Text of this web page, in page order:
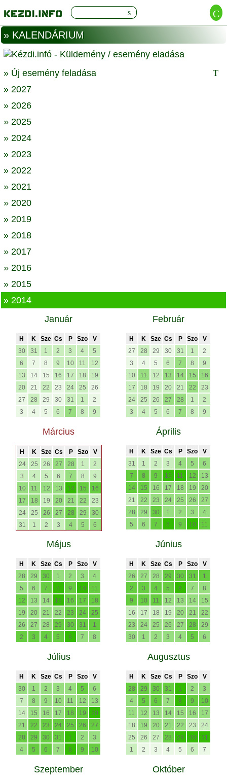
» KALENDÁRIUM
» Új esemény feladása
» 2027
» 2026
» 2025
» 2024
» 2023
» 2022
» 2021
» 2020
» 2019
» 2018
» 2017
» 2016
» 2015
» 2014
Január
H K Sze Cs P Szo
V
30
31 1 2 3 4
5
6
7 8 9 10 11
12
13
14 15 16 17 18
19
20
21 22 23 24 25
26
27
28 29 30 31 1
2
3
4 5 6 7 8 9
Február
H K Sze Cs P Szo
V
27
28 29 30 31 1
2
3
4 5 6 7 8
9
10
11 12 13 14 15
16
17
18 19 20 21 22
23
24
25 26 27 28 1
2
3
4 5 6 7 8 9
Március
H K Sze Cs P Szo
V
24
25 26 27 28 1
2
3
4 5 6 7 8
9
10
11 12 13 14 15
16
17
18 19 20 21 22
23
24
25 26 27 28 29
30
31
1 2 3 4 5 6
Április
H K Sze Cs P Szo
V
31
1 2 3 4 5
6
7
8 9 10 11 12
13
14
15 16 17 18 19
20
21
22 23 24 25 26
27
28
29 30 1 2 3
4
5
6 7 8 9 10 11
Május
H K Sze Cs P Szo
V
28
29 30 1 2 3
4
5
6 7 8 9 10
11
12
13 14 15 16 17
18
19
20 21 22 23 24
25
26
27 28 29 30 31
1
2
3 4 5 6 7 8
Június
H K Sze Cs P Szo
V
26
27 28 29 30 31
1
2
3 4 5 6 7
8
9
10 11 12 13 14
15
16
17 18 19 20 21
22
23
24 25 26 27 28
29
30
1 2 3 4 5 6
Július
H K Sze Cs P Szo
V
30
1 2 3 4 5
6
7
8 9 10 11 12
13
14
15 16 17 18 19
20
21
22 23 24 25 26
27
28
29 30 31 1 2
3
4
5 6 7 8 9 10
Augusztus
H K Sze Cs P Szo
V
28
29 30 31 1 2
3
4
5 6 7 8 9
10
11
12 13 14 15 16
17
18
19 20 21 22 23
24
25
26 27 28 29 30
31
1
2 3 4 5 6 7
Szeptember Október